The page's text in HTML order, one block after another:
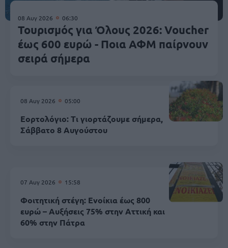
08 Αυγ 2026 06:30
Τουρισμός για Όλους 2026: Voucher
έως 600 ευρώ - Ποια ΑΦΜ παίρνουν
σειρά σήμερα
08 Αυγ 2026 05:00
Εορτολόγιο: Τι γιορτάζουμε σήμερα,
Σάββατο 8 Αυγούστου
07 Αυγ 2026 15:58
Φοιτητική στέγη: Ενοίκια έως 800
ευρώ – Αυξήσεις 75% στην Αττική και
60% στην Πάτρα